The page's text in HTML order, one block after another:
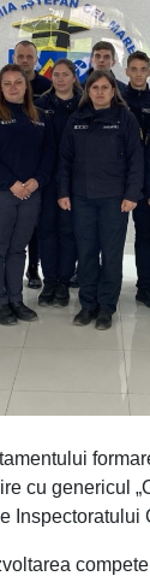
cu genericul
Inspectoratului